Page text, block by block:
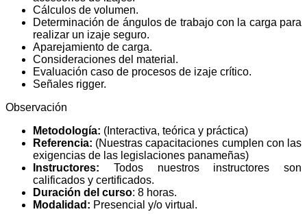
Cálculos de volumen.
Determinación de ángulos de trabajo con la carga para
realizar un izaje seguro.
Aparejamiento de carga.
Consideraciones del material.
Evaluación caso de procesos de izaje crítico.
Señales rigger.
Observación
Metodología: (Interactiva, teórica y práctica)
Referencia: (Nuestras capacitaciones cumplen con las
exigencias de las legislaciones panameñas)
Instructores: Todos nuestros instructores son
calificados y certificados.
Duración del curso: 8 horas.
Modalidad: Presencial y/o virtual.